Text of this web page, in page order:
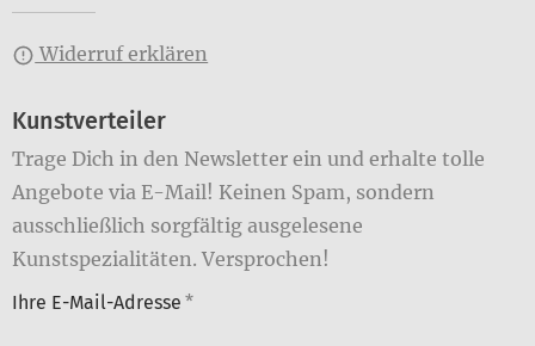
Widerruf erklären
Kunstverteiler
Trage Dich in den Newsletter ein und erhalte tolle
Angebote via E-Mail! Keinen Spam, sondern
ausschließlich sorgfältig ausgelesene
Kunstspezialitäten. Versprochen!
Ihre E-Mail-Adresse *